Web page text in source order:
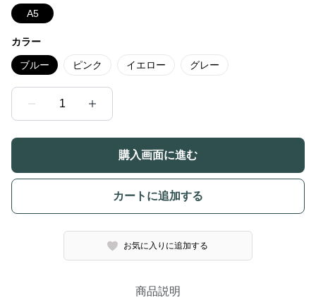
A5
カラー
ブルー ピンク イエロー グレー
1
購入画面に進む
カートに追加する
お気に入りに追加する
商品説明